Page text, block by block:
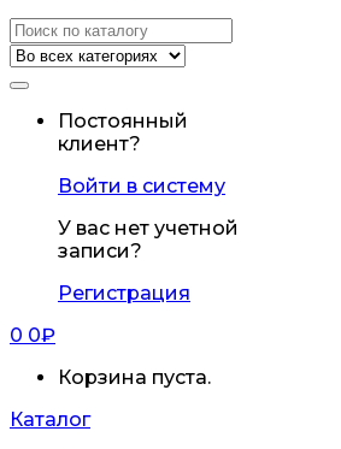
Искать:
Постоянный
клиент?
Войти в систему
У вас нет учетной
записи?
Регистрация
0 0₽
Корзина пуста.
Каталог